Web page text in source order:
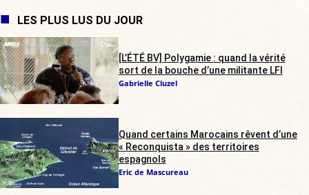
LES PLUS LUS DU JOUR
[L’ÉTÉ BV] Polygamie : quand la vérité
sort de la bouche d’une militante LFI
Gabrielle Cluzel
Quand certains Marocains rêvent d’une
« Reconquista » des territoires
espagnols
Eric de Mascureau